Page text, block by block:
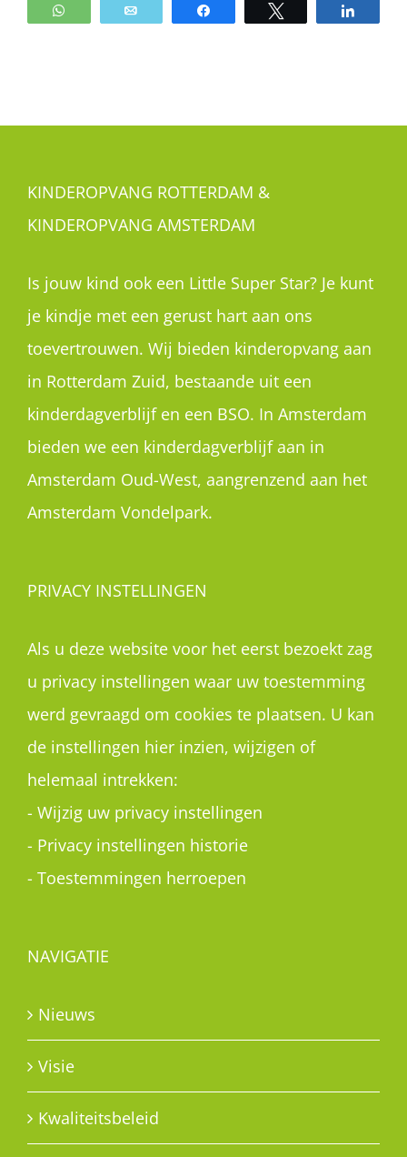
WhatsApp
KINDEROPVANG ROTTERDAM &
KINDEROPVANG AMSTERDAM
Is jouw kind ook een Little Super Star? Je kunt
je kindje met een gerust hart aan ons
toevertrouwen. Wij bieden kinderopvang aan
in Rotterdam Zuid, bestaande uit een
kinderdagverblijf en een BSO. In Amsterdam
bieden we een kinderdagverblijf aan in
Amsterdam Oud-West, aangrenzend aan het
Amsterdam Vondelpark.
PRIVACY INSTELLINGEN
Als u deze website voor het eerst bezoekt zag
u privacy instellingen waar uw toestemming
werd gevraagd om cookies te plaatsen. U kan
de instellingen hier inzien, wijzigen of
helemaal intrekken:
- Wijzig uw privacy instellingen
- Privacy instellingen historie
- Toestemmingen herroepen
NAVIGATIE
Nieuws
Visie
Kwaliteitsbeleid